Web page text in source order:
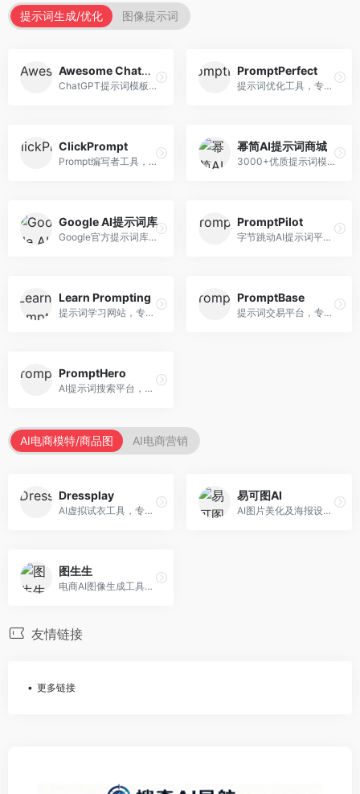
提示词生成/优化 图像提示词
Awesome ChatGPT Prompts
ChatGPT提示词模板库，专注于实用提示词收集。面向ChatGPT用户，提供提示词模板、使用场景、效果展示等资源，模板实用性强。
PromptPerfect
提示词优化工具，专注于提示词质量提升。面向AI用户，提供提示词优化、效果测试、版本对比等服务，提示词优化专业。
ClickPrompt
Prompt编写者工具，专注于提示词创作辅助。面向提示词创作者，提供提示词编辑、测试、分享等服务，创作工具完善。
幂简AI提示词商城
3000+优质提示词模板平台，专注于中文提示词。面向中文AI用户，提供提示词模板、分类检索、一键使用等服务，中文提示词丰富。
Google AI提示词库
Google官方提示词库，专注于Gemini模型优化。面向开发者，提供官方提示词指南、最佳实践、示例代码等资源，权威性强。
PromptPilot
字节跳动AI提示词平台，专注于提示词优化与管理。面向AI用户，提供提示词优化、效果测试、团队协作等服务，企业级功能完善。
Learn Prompting
提示词学习网站，专注于提示词工程教育。面向AI学习者，提供提示词教程、最佳实践、案例研究等资源，教学内容系统。
PromptBase
提示词交易平台，专注于高质量提示词买卖。面向AI创作者，提供提示词交易、模板购买、创作者收益等服务，提示词质量高。
PromptHero
AI提示词搜索平台，整合多种AI工具提示词资源。面向AI创作者，提供提示词搜索、模板库、社区分享等服务，提示词资源丰富。
AI电商模特/商品图 AI电商营销
Dressplay
AI虚拟试衣工具，专注于服装电商体验。面向服装电商，提供虚拟试穿、尺码推荐、穿搭建议等服务，试衣体验真实。
易可图AI
AI图片美化及海报设计平台，专注于电商视觉设计。面向电商卖家，提供图片美化、海报设计、营销素材等服务，设计效率高。
图生生
电商AI图像生成工具，专注于商品图创作。面向电商卖家，提供商品图生成、背景替换、批量处理等服务，商品图质量高。
友情链接
更多链接